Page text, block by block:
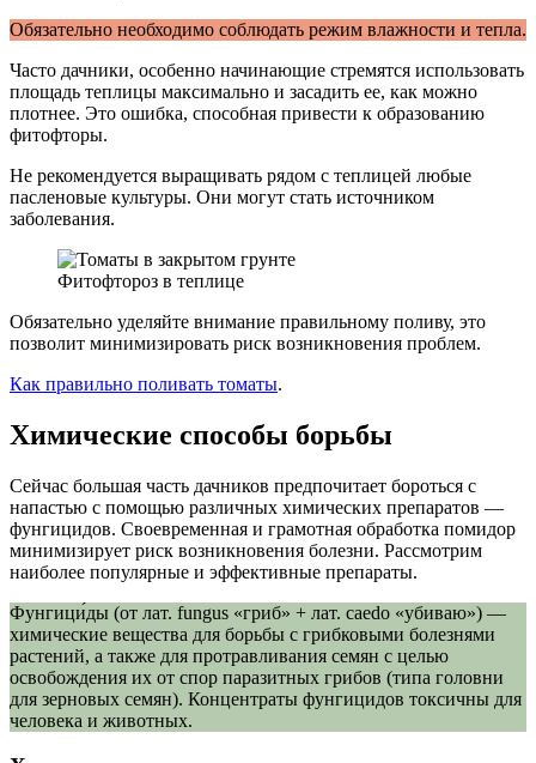
Обязательно необходимо соблюдать режим влажности и тепла.
Часто дачники, особенно начинающие стремятся использовать
площадь теплицы максимально и засадить ее, как можно
плотнее. Это ошибка, способная привести к образованию
фитофторы.
Не рекомендуется выращивать рядом с теплицей любые
пасленовые культуры. Они могут стать источником
заболевания.
Фитофтороз в теплице
Обязательно уделяйте внимание правильному поливу, это
позволит минимизировать риск возникновения проблем.
Как правильно поливать томаты.
Химические способы борьбы
Сейчас большая часть дачников предпочитает бороться с
напастью с помощью различных химических препаратов —
фунгицидов. Своевременная и грамотная обработка помидор
минимизирует риск возникновения болезни. Рассмотрим
наиболее популярные и эффективные препараты.
Фунгици́ды (от лат. fungus «гриб» + лат. caedo «убиваю») —
химические вещества для борьбы с грибковыми болезнями
растений, а также для протравливания семян с целью
освобождения их от спор паразитных грибов (типа головни
для зерновых семян). Концентраты фунгицидов токсичны для
человека и животных.